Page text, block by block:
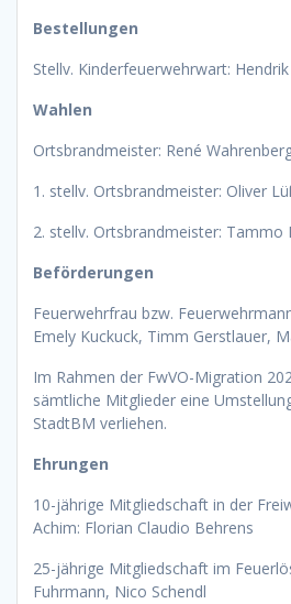
Bestellungen
Stellv. Kinderfeuerwehrwart:
Wahlen
Ortsbrandmeister: René
1. stellv. Ortsbrandmeister: Oliver
2. stellv. Ortsbrandmeister: Tammo
Beförderungen
Feuerwehrfrau bzw.
Emely Kuckuck, Timm Gerstlauer,
Im Rahmen der FwVO-Migration
sämtliche Mitglieder eine
StadtBM verliehen.
Ehrungen
10-jährige Mitgliedschaft in der
Achim: Florian Claudio Behrens
25-jährige Mitgliedschaft im
Fuhrmann, Nico Schendl